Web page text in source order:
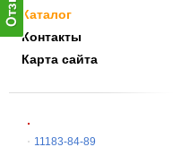
Каталог
Контакты
Карта сайта
11183-84-89